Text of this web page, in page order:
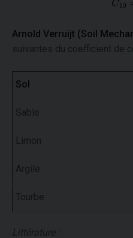
Arnold Verruijt (Soil
suivantes du coefficient de
Sol
Sable
Limon
Argile
Tourbe
Littérature :